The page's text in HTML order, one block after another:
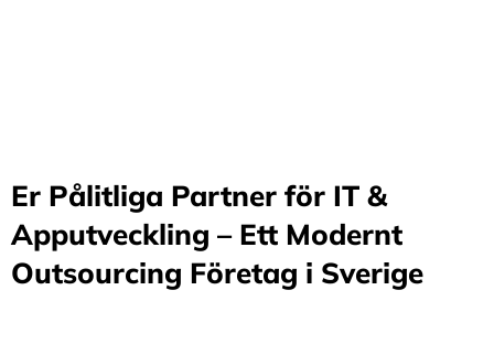
Er Pålitliga Partner för IT &
Apputveckling – Ett Modernt
Outsourcing Företag i Sverige